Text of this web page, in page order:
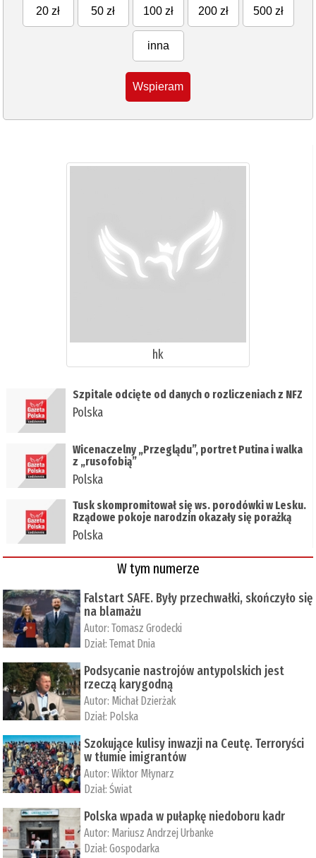
20 zł 50 zł 100 zł 200 zł 500 zł
inna
Wspieram
hk
Szpitale odcięte od danych o rozliczeniach z NFZ
Polska
Wicenaczelny „Przeglądu”, portret Putina i walka
z „rusofobią”
Polska
Tusk skompromitował się ws. porodówki w Lesku.
Rządowe pokoje narodzin okazały się porażką
Polska
W tym numerze
Falstart SAFE. Były przechwałki, skończyło się
na blamażu
Autor:Tomasz Grodecki
Dział:Temat Dnia
Podsycanie nastrojów antypolskich jest
rzeczą karygodną
Autor: Michał Dzierżak
Dział: Polska
Szokujące kulisy inwazji na Ceutę. Terroryści
w tłumie imigrantów
Autor:Wiktor Młynarz
Dział:Świat
Polska wpada w pułapkę niedoboru kadr
Autor: Mariusz Andrzej Urbanke
Dział:Gospodarka